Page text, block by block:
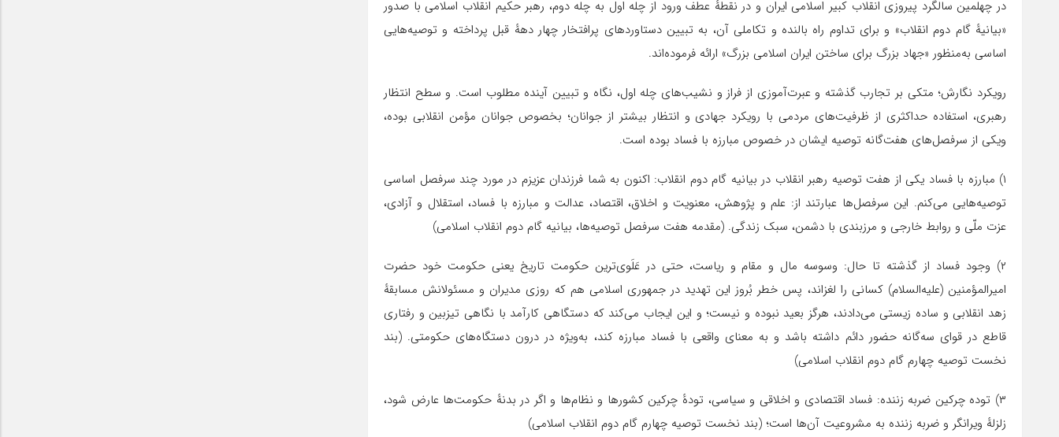
در چهلمین سالگرد پیروزی انقلاب کبیر اسلامی ایران و در نقطهٔ عطف ورود از چله اول به چله دوم، رهبر حکیم انقلاب اسلامی با صدور
«بیانیهٔ گام دوم انقلاب» و برای تداوم راه بالنده و تکاملی آن، به تبیین دستاوردهای پرافتخار چهار دههٔ قبل پرداخته و توصیه‌هایی
اساسی به‌منظور «جهاد بزرگ برای ساختن ایران اسلامی بزرگ» ارائه فرموده‌اند.
رویکرد نگارش؛ متکی بر تجارب گذشته و عبرت‌آموزی از فراز و نشیب‌های چله اول، نگاه و تبیین آینده مطلوب است. و سطح انتظار
رهبری، استفاده حداکثری از ظرفیت‌های مردمی با رویکرد جهادی و انتظار بیشتر از جوانان؛ بخصوص جوانان مؤمن انقلابی بوده،
ویکی از سرفصل‌های هفت‌گانه توصیه ایشان در خصوص مبارزه با فساد بوده است.
۱) مبارزه با فساد یکی از هفت توصیه رهبر انقلاب در بیانیه گام دوم انقلاب: اکنون به شما فرزندان عزیزم در مورد چند سرفصل اساسی
توصیه‌هایی می‌کنم. این سرفصل‌ها عبارتند از: علم و پژوهش، معنویت و اخلاق، اقتصاد، عدالت و مبارزه با فساد، استقلال و آزادی،
عزت ملّی و روابط خارجی و مرزبندی با دشمن، سبک زندگی. (مقدمه هفت سرفصل توصیه‌ها، بیانیه گام دوم انقلاب اسلامی)
۲) وجود فساد از گذشته تا حال: وسوسه مال و مقام و ریاست، حتی در عَلَوی‌ترین حکومت تاریخ یعنی حکومت خود حضرت
امیرالمؤمنین (علیه‌السلام) کسانی را لغزاند، پس خطر بُروز این تهدید در جمهوری اسلامی هم که روزی مدیران و مسئولانش مسابقهٔ
زهد انقلابی و ساده زیستی می‌دادند، هرگز بعید نبوده و نیست؛ و این ایجاب می‌کند که دستگاهی کارآمد با نگاهی تیزبین و رفتاری
قاطع در قوای سه‌گانه حضور دائم داشته باشد و به معنای واقعی با فساد مبارزه کند، به‌ویژه در درون دستگاه‌های حکومتی. (بند
نخست توصیه چهارم گام دوم انقلاب اسلامی)
۳) توده چرکین ضربه زننده: فساد اقتصادی و اخلاقی و سیاسی، تودهٔ چرکین کشورها و نظام‌ها و اگر در بدنهٔ حکومت‌ها عارض شود،
زلزلهٔ ویرانگر و ضربه زننده به مشروعیت آن‌ها است؛ (بند نخست توصیه چهارم گام دوم انقلاب اسلامی)